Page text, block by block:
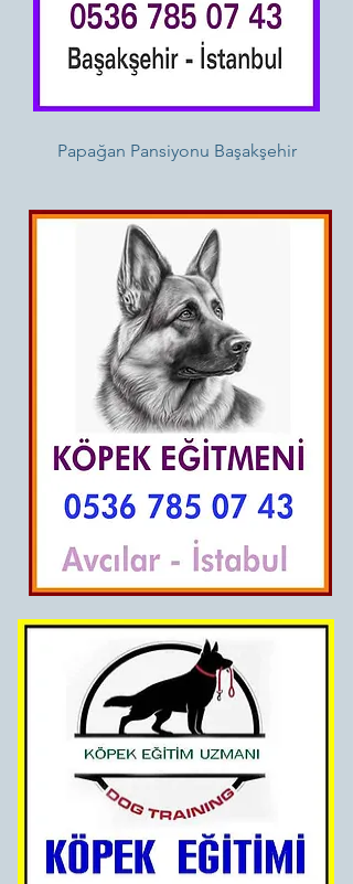
Papağan Pansiyonu Başakşehir